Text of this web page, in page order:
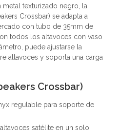
texturizado negro, la
Crossbar) se adapta a
con tubo de 35mm de
todos los altavoces con vaso
puede ajustarse la
altavoces y soporta una carga
Crossbar)
regulable para soporte de
satélite en un solo